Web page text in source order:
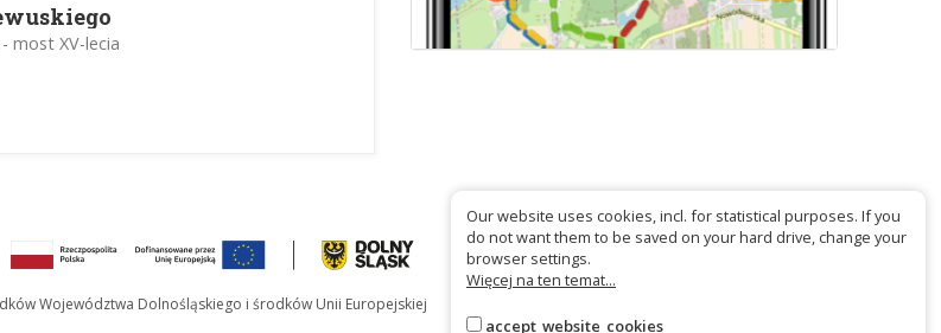
most XV-lecia
Województwa Dolnośląskiego i środków Unii Europejskiej
Our website uses cookies, incl. for statistical purposes. If you
do not want them to be saved on your hard drive, change your
browser settings.
Więcej na ten temat...
accept_website_cookies